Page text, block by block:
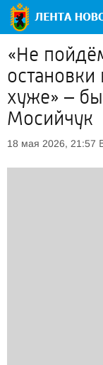
«Не
хуже» –
Мосийчук
18 мая 2026, 21:57